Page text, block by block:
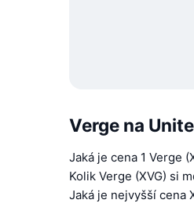
Verge na
Jaká je cena 1 Verge
Kolik Verge (XVG) si
Jaká je nejvyšší cena